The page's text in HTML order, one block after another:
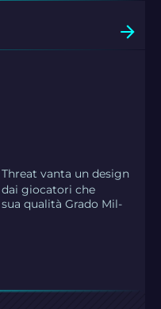
vanta un design
dai giocatori che
qualità Grado Mil-